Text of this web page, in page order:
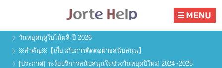
วันหยุดฤดูใบไม้ผลิ ปี 2026
※สำคัญ※【เกี่ยวกับการติดต่อฝ่ายสนับสนุน】
[ประกาศ] ระงับบริการสนับสนุนในช่วงวันหยุดปีใหม่ 2024~2025